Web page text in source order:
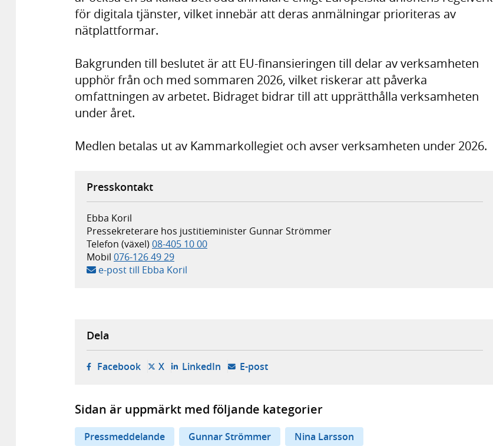
för digitala tjänster, vilket innebär att deras anmälningar prioriteras av
nätplattformar.
Bakgrunden till beslutet är att EU-finansieringen till delar av verksamheten
upphör från och med sommaren 2026, vilket riskerar att påverka
omfattningen av arbetet. Bidraget bidrar till att upprätthålla verksamheten
under året.
Medlen betalas ut av Kammarkollegiet och avser verksamheten under 2026.
Presskontakt
Ebba Koril
Pressekreterare hos justitieminister Gunnar Strömmer
Telefon (växel) 08-405 10 00
Mobil 076-126 49 29
e-post till Ebba Koril
Dela
Facebook- öppnas i ny flik, extern webbplats,
X- öppnas i ny flik, extern webbplats,
LinkedIn- öppnas i ny flik, extern webbplats,
E-post- öppnar din e-postklient,
Sidan är uppmärkt med följande kategorier
Pressmeddelande Gunnar Strömmer
Nina Larsson